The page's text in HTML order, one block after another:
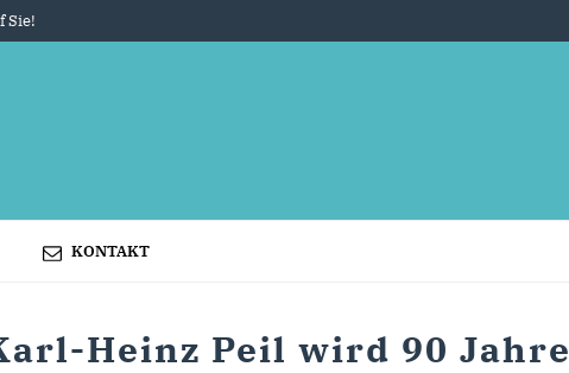
Sie!
KONTAKT
Heinz Peil wird 90